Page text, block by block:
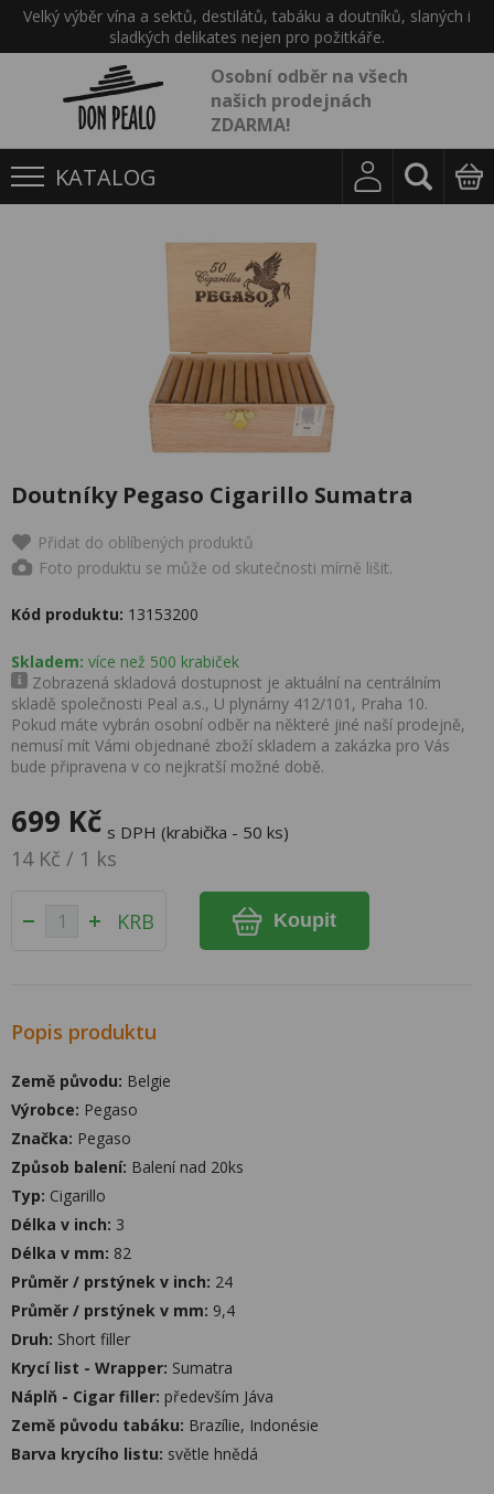
Velký výběr vína a sektů, destilátů, tabáku a doutníků, slaných i
sladkých delikates nejen pro požitkáře.
Osobní odběr na všech
našich prodejnách
ZDARMA!
KATALOG
Doutníky Pegaso Cigarillo Sumatra
Přidat do oblíbených produktů
Foto produktu se může od skutečnosti mírně lišit.
Kód produktu: 13153200
Skladem: více než 500 krabiček
Zobrazená skladová dostupnost je aktuální na centrálním
skladě společnosti Peal a.s., U plynárny 412/101, Praha 10.
Pokud máte vybrán osobní odběr na některé jiné naší prodejně,
nemusí mít Vámi objednané zboží skladem a zakázka pro Vás
bude připravena v co nejkratší možné době.
699 Kč s DPH (krabička - 50 ks)
14 Kč / 1 ks
KRB Koupit
Popis produktu
Země původu: Belgie
Výrobce: Pegaso
Značka: Pegaso
Způsob balení: Balení nad 20ks
Typ: Cigarillo
Délka v inch: 3
Délka v mm: 82
Průměr / prstýnek v inch: 24
Průměr / prstýnek v mm: 9,4
Druh: Short filler
Krycí list - Wrapper: Sumatra
Náplň - Cigar filler: především Jáva
Země původu tabáku: Brazílie, Indonésie
Barva krycího listu: světle hnědá